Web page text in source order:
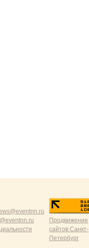
Продвижение
сайтов Санкт-
Петербург